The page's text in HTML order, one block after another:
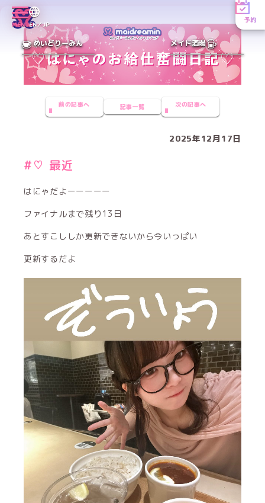
MENUEN／JP
予約
めいどりーみん メイド酒場
前の記事へ 記事一覧 次の記事へ
2025年12月17日
#♡ 最近
はにゃだよーーーーー
ファイナルまで残り13日
あとすこししか更新できないから今いっぱい
更新するだよ